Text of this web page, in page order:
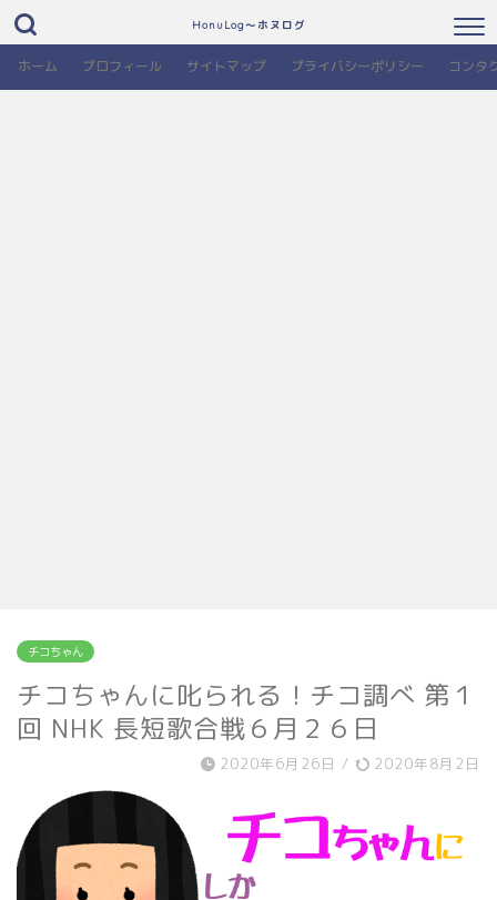
HonuLog～ホヌログ
ホーム プロフィール サイトマップ プライバシーポリシー コンタ
チコちゃん
チコちゃんに叱られる！チコ調べ 第１
回 NHK 長短歌合戦６月２６日
2020年6月26日 / 2020年8月2日